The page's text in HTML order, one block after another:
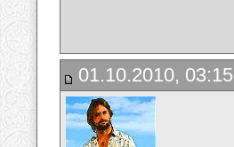
01.10.2010, 03:15